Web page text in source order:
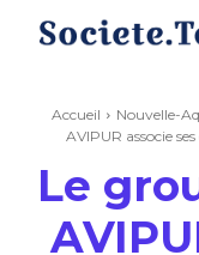
Accueil Nouvelle-
AVIPUR associe
Le